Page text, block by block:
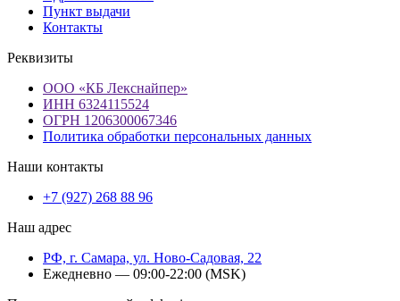
Пункт выдачи
Контакты
Реквизиты
ООО «КБ Лекснайпер»
ИНН 6324115524
ОГРН 1206300067346
Политика обработки персональных данных
Наши контакты
+7 (927) 268 88 96
Наш адрес
РФ, г. Самара, ул. Ново-Садовая, 22
Ежедневно — 09:00-22:00 (MSK)